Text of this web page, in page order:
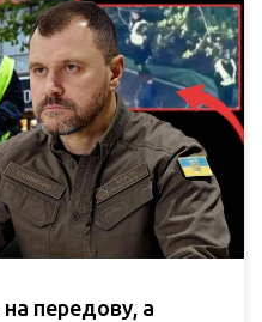
передову, а